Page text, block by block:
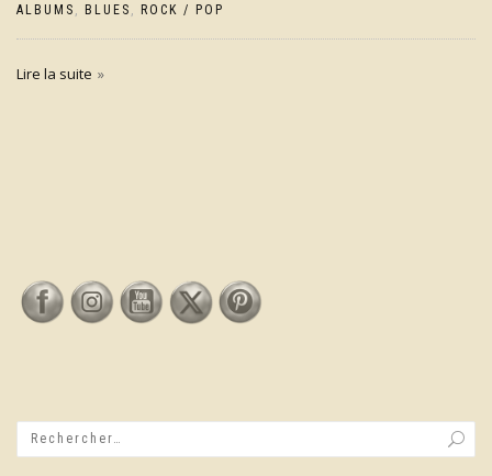
ALBUMS , BLUES , ROCK / POP
Lire la suite